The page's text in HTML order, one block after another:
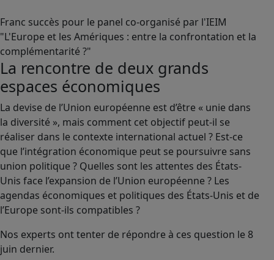
Franc succès pour le panel co-organisé par l'IEIM
"L'Europe et les Amériques : entre la confrontation et la
complémentarité ?"
La rencontre de deux grands
espaces économiques
La devise de l’Union européenne est d’être « unie dans
la diversité », mais comment cet objectif peut-il se
réaliser dans le contexte international actuel ? Est-ce
que l’intégration économique peut se poursuivre sans
union politique ? Quelles sont les attentes des États-
Unis face l’expansion de l’Union européenne ? Les
agendas économiques et politiques des États-Unis et de
l’Europe sont-ils compatibles ?
Nos experts ont tenter de répondre à ces question le 8
juin dernier.